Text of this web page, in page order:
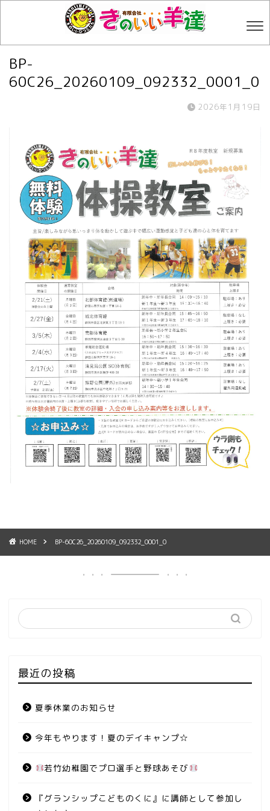
BP-
60C26_20260109_092332_0001_0
2026年1月19日
HOME BP-60C26_20260109_092332_0001_0
最近の投稿
夏季休業のお知らせ
今年もやります！夏のデイキャンプ☆
若竹幼稚園でプロ選手と野球あそび
『グランシップこどものくに』に講師として参加し